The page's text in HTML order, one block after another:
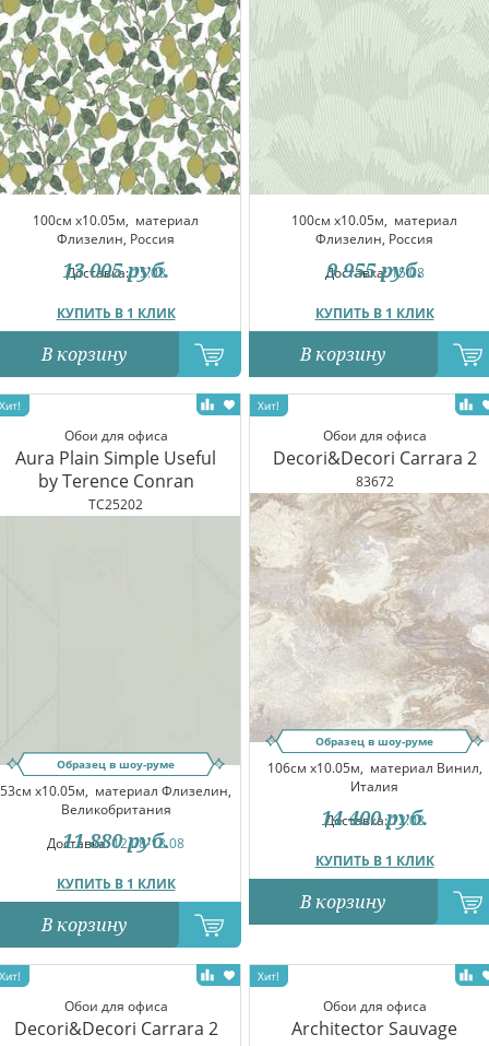
100см x10.05м, материал
Флизелин, Россия
Доставка:15.08
КУПИТЬ В 1 КЛИК
13 005 руб.
В корзину
100см x10.05м, материал
Флизелин, Россия
Доставка:15.08
КУПИТЬ В 1 КЛИК
9 955 руб.
В корзину
Обои для офиса
Aura Plain Simple Useful
by Terence Conran
TC25202
Образец в шоу-руме
53см x10.05м, материал Флизелин,
Великобритания
Доставка:12.08-13.08
КУПИТЬ В 1 КЛИК
11 880 руб.
В корзину
Обои для офиса
Decori&Decori Carrara 2
83672
Образец в шоу-руме
106см x10.05м, материал Винил,
Италия
Доставка:12.08
КУПИТЬ В 1 КЛИК
14 400 руб.
В корзину
Обои для офиса
Decori&Decori Carrara 2
Обои для офиса
Architector Sauvage